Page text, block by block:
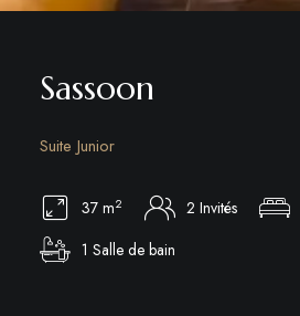
Sassoon
Suite Junior
37 m2 2 Invités
1 Salle de bain